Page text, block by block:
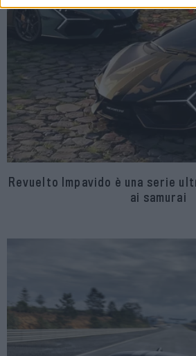
Revuelto Impavido è una serie
ai samurai